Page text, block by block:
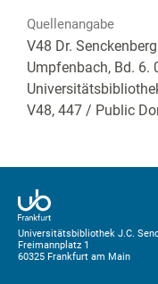
Quellenangabe
V48 Dr.
Umpfenbach, Bd. 6.
V48, 447 / Public
Universitätsbibliothek J.C.
Freimannplatz 1
60325 Frankfurt am Main